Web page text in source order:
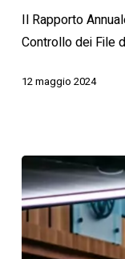
Tendenze
e
Il Rapporto
Controllo dei File
12 maggio 2024